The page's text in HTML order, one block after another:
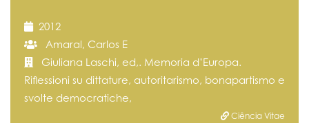
2012
Amaral, Carlos E
Giuliana Laschi, ed,. Memoria d’Europa.
Riflessioni su dittature, autoritarismo, bonapartismo e
svolte democratiche,
Ciência Vitae